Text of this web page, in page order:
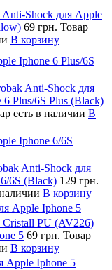
Shock для Apple
69 грн. Товар
В корзину
Iphone 6 Plus/6S
Anti-Shock для
6 Plus/6S Plus (Black)
есть в наличии В
Iphone 6/6S
Anti-Shock для
6S (Black) 129 грн.
В корзину
Apple Iphone 5
Cristall PU (AV226)
5 69 грн. Товар
В корзину
Apple Iphone 5